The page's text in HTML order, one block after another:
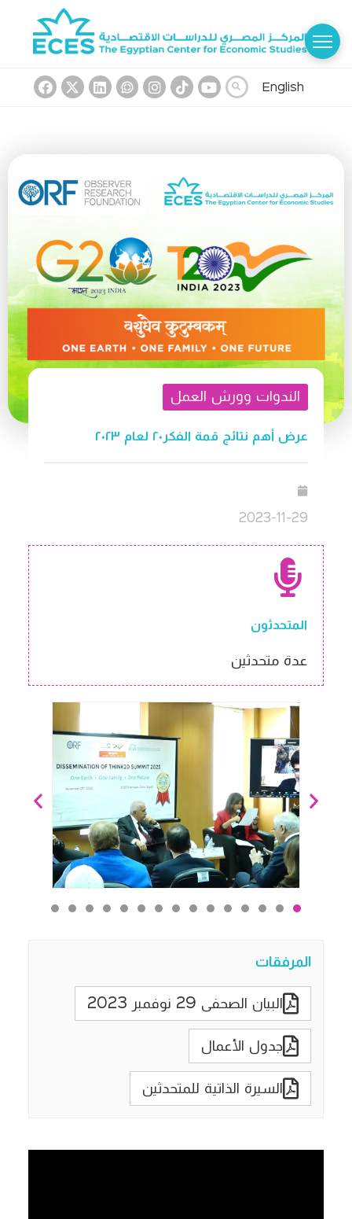
English
الندوات وورش العمل
عرض أهم نتائج قمة الفكر٢٠ لعام ٢٠٢٣
2023-11-29
المتحدثون
عدة متحدثين
المرفقات
البيان الصحفى 29 نوفمبر 2023
جدول الأعمال
السيرة الذاتية للمتحدثين